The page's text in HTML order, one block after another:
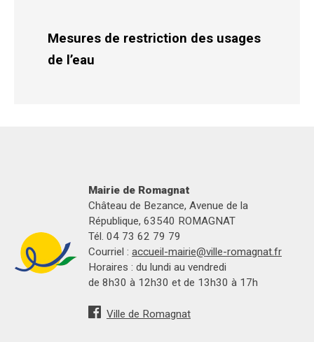
Mesures de restriction des usages
de l’eau
Mairie de Romagnat
Château de Bezance, Avenue de la
République, 63540 ROMAGNAT
Tél. 04 73 62 79 79
Courriel : accueil-mairie@ville-romagnat.fr
Horaires : du lundi au vendredi
de 8h30 à 12h30 et de 13h30 à 17h
Ville de Romagnat